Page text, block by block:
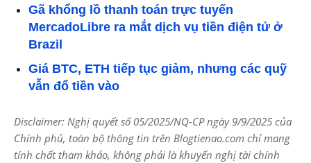
Gã khổng lồ thanh toán trực tuyến
MercadoLibre ra mắt dịch vụ tiền điện tử ở
Brazil
Giá BTC, ETH tiếp tục giảm, nhưng các quỹ
vẫn đổ tiền vào
Disclaimer: Nghị quyết số 05/2025/NQ-CP ngày 9/9/2025 của
Chính phủ, toàn bộ thông tin trên Blogtienao.com chỉ mang
tính chất tham khảo, không phải là khuyến nghị tài chính